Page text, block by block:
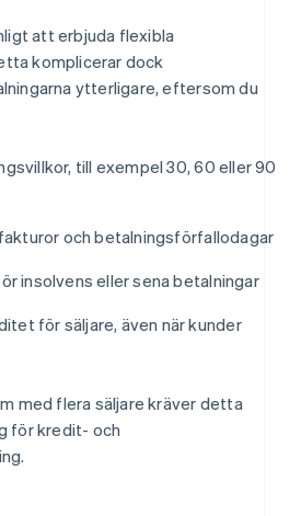
att erbjuda flexibla
komplicerar dock
ytterligare, eftersom du
till exempel 30, 60 eller 90
och betalningsförfallodagar
insolvens eller sena betalningar
för säljare, även när kunder
med flera säljare kräver detta
för kredit- och